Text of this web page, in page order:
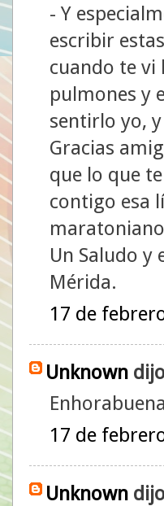
- Y
escribir
cuando te vi
pulmones y
sentirlo yo,
Gracias
que lo que
contigo esa
Un Saludo y
Mérida.
17 de
Unknown
17 de
Unknown